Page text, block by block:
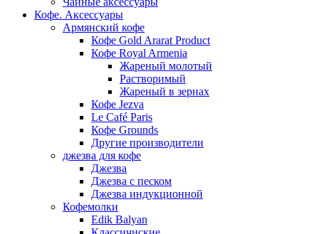
Кофе. Аксессуары
Армянский кофе
Кофе Gold Ararat Product
Кофе Royal Armenia
Жареный молотый
Растворимый
Жареный в зернах
Кофе Jezva
Le Café Paris
Кофе Grounds
Другие производители
джезва для кофе
Джезва
Джезва с песком
Джезва индукционной
Кофемолки
Edik Balyan